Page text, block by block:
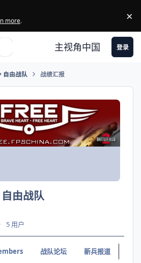
more. ×
主视角中国 登录
自由战队 战绩汇报
自由战队
5 用户
战队论坛 新兵报道